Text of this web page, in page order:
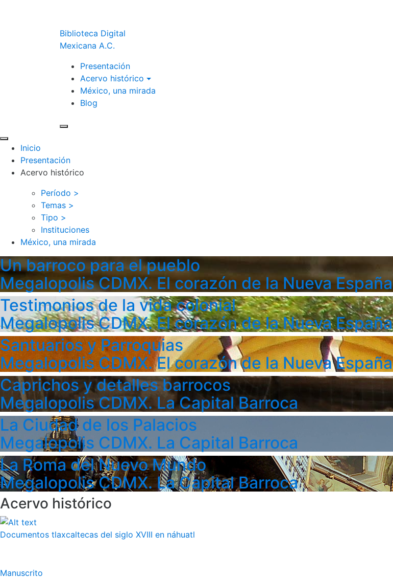
Biblioteca Digital
Mexicana A.C.
Presentación
Acervo histórico
México, una mirada
Blog
Inicio
Presentación
Acervo histórico
Período >
Temas >
Tipo >
Instituciones
México, una mirada
Un barroco para el pueblo
Megalopolis CDMX. El corazón de la Nueva España
Testimonios de la vida colonial
Megalopolis CDMX. El corazón de la Nueva España
Santuarios y Parroquias
Megalopolis CDMX. El corazón de la Nueva España
Caprichos y detalles barrocos
Megalopolis CDMX. La Capital Barroca
La Ciudad de los Palacios
Megalopolis CDMX. La Capital Barroca
La Roma del Nuevo Mundo
Megalopolis CDMX. La Capital Barroca
Acervo histórico
Documentos tlaxcaltecas del siglo XVIII en náhuatl
Manuscrito